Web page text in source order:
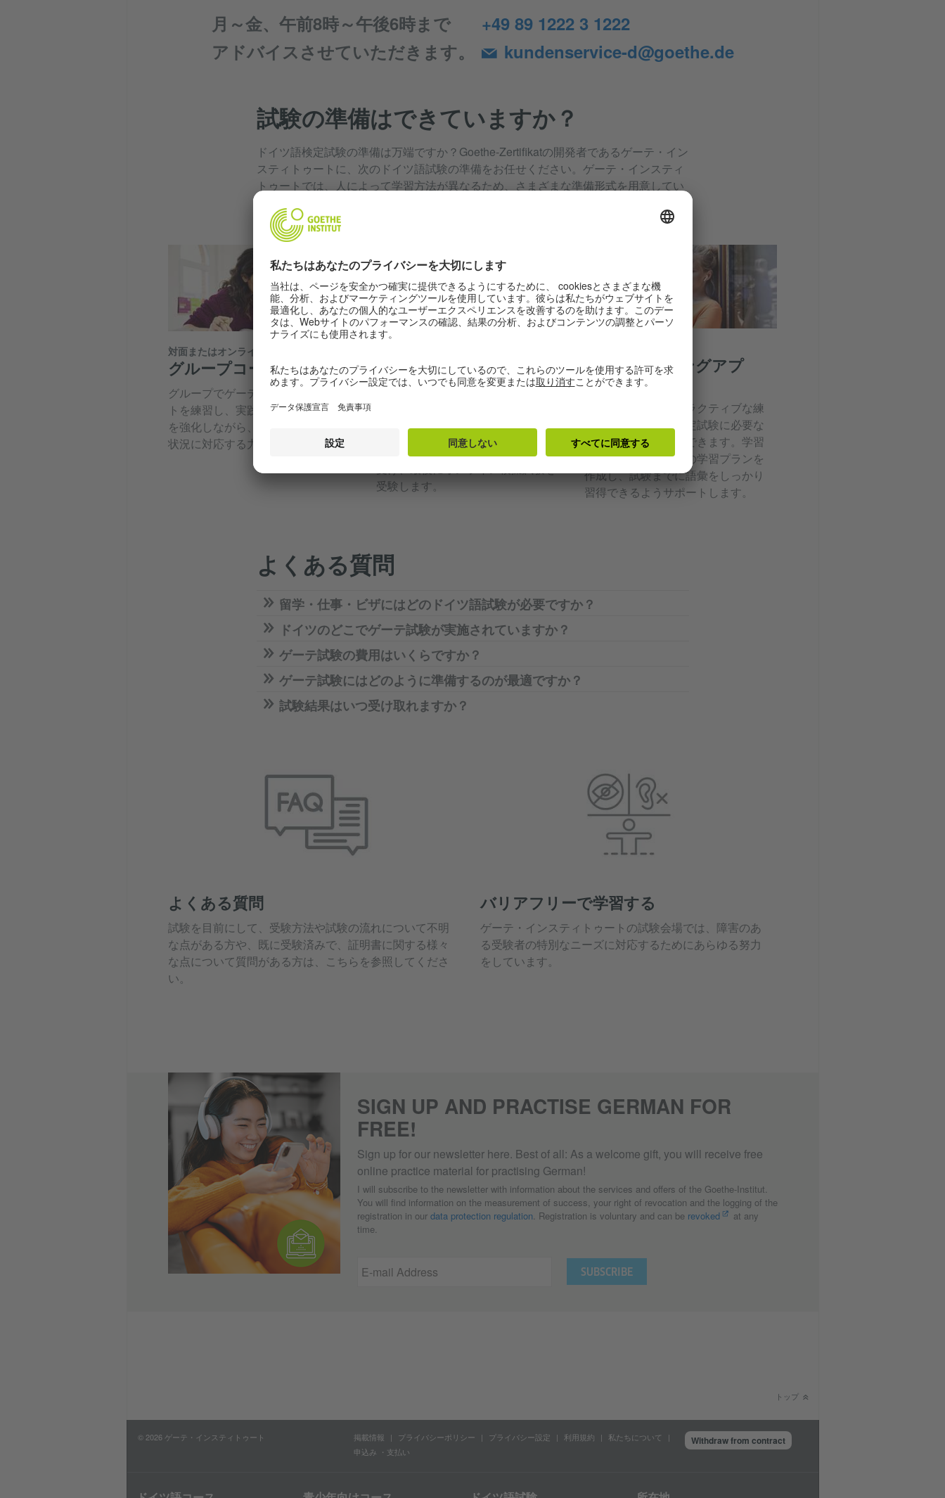
月～金、午前8時～午後6時まで
+49 89 1222 3 1222
アドバイスさせていただきます。
kundenservice-d@goethe.de
試験の準備はできていますか？
ドイツ語検定試験の準備は万端ですか？Goethe-Zertifikatの開発者であるゲーテ・イン
スティトゥートに、次のドイツ語試験の準備をお任せください。ゲーテ・インスティ
トゥートでは、人によって学習方法が異なるため、さまざまな準備形式を用意してい
© Sonja Tobias
対面またはオンライン
グループコース：B1～C2
グループでゲーテ認定試験の全パー
トを練習し、実践的な演習で語学力
を強化しながら、実際の試験に近い
状況に対応する力を身につけます。
個人コース：B1
ォームでオンライン課題に取り組
み、講師から個別フィードバックを
受験します。
単語トレーニングアプ
リ：A1～B1
単語カードとインタラクティブな練
習問題で、ゲーテ認定試験に必要な
語彙を効率的に学習できます。学習
時間管理機能が個別の学習プランを
作成し、試験までに語彙をしっかり
習得できるようサポートします。
よくある質問
留学・仕事・ビザにはどのドイツ語試験が必要ですか？
ドイツのどこでゲーテ試験が実施されていますか？
ゲーテ試験の費用はいくらですか？
ゲーテ試験にはどのように準備するのが最適ですか？
試験結果はいつ受け取れますか？
よくある質問
試験を目前にして、受験方法や試験の流れについて不明
な点がある方や、既に受験済みで、証明書に関する様々
な点について質問がある方は、こちらを参照してくださ
い。
バリアフリーで学習する
ゲーテ・インスティトゥートの試験会場では、障害のあ
る受験者の特別なニーズに対応するためにあらゆる努力
をしています。
SIGN UP AND PRACTISE GERMAN FOR
FREE!
Sign up for our newsletter here. Best of all: As a welcome gift, you will receive free
online practice material for practising German!
I will subscribe to the newsletter with information about the services and offers of the Goethe-Institut.
You will find information on the measurement of success, your right of revocation and the logging of the
registration in our data protection regulation . Registration is voluntary and can be revoked
at any
time.
トップ
© 2026 ゲーテ・インスティトゥート 掲載情報 プライバシーポリシー プライバシー設定 利用規約
私たちについて
申込み ・支払い
Withdraw from contract